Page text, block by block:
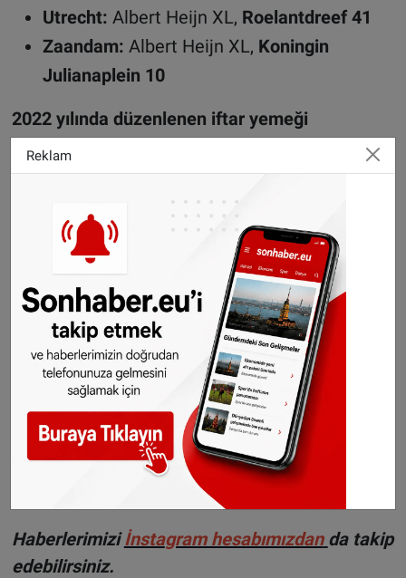
Utrecht: Albert Heijn XL, Roelantdreef 41
Zaandam: Albert Heijn XL, Koningin
Julianaplein 10
2022 yılında düzenlenen iftar yemeği
programından görüntüler
Haberlerimizi İnstagram hesabımızdan da takip
edebilirsiniz.
Reklam